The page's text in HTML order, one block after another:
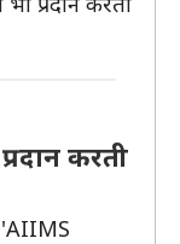
करती
'AIIMS